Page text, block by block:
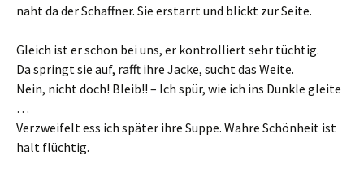
naht da der Schaffner. Sie erstarrt und blickt zur Seite.
Gleich ist er schon bei uns, er kontrolliert sehr tüchtig.
Da springt sie auf, rafft ihre Jacke, sucht das Weite.
Nein, nicht doch! Bleib!! – Ich spür, wie ich ins Dunkle gleite
…
Verzweifelt ess ich später ihre Suppe. Wahre Schönheit ist
halt flüchtig.